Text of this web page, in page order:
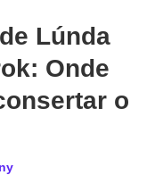
Lúnda
Onde
o